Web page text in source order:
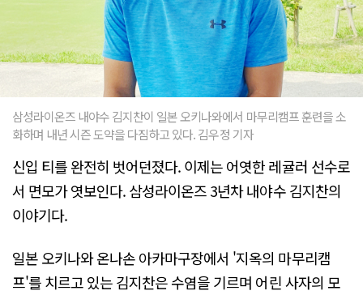
삼성라이온즈 내야수 김지찬이 일본 오키나와에서 마무리캠프 훈련을 소
화하며 내년 시즌 도약을 다짐하고 있다. 김우정 기자
신입 티를 완전히 벗어던졌다. 이제는 어엿한 레귤러 선수로
서 면모가 엿보인다. 삼성라이온즈 3년차 내야수 김지찬의
이야기다.
일본 오키나와 온나손 아카마구장에서 '지옥의 마무리캠
프'를 치르고 있는 김지찬은 수염을 기르며 어린 사자의 모